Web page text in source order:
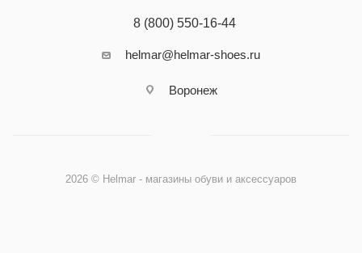
8 (800) 550-16-44
helmar@helmar-shoes.ru
Воронеж
2026 © Helmar - магазины обуви и аксессуаров